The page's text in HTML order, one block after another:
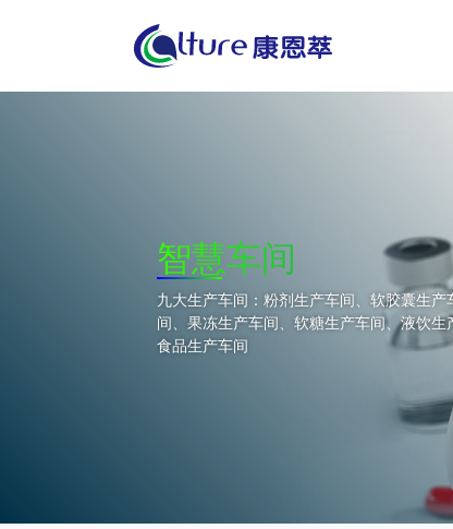
智慧车间
九大生产车间：粉剂生产车间、软胶囊生
间、果冻生产车间、软糖生产车间、液饮
食品生产车间